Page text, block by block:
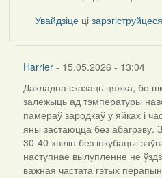
Увайдзіце цізарэгіструйцеся
Harrier - 15.05.2026 - 13:04
In
reply
to
by
Burry
Дакладна сказаць цяжка, бо
залежыць ад тэмпературы
памераў зародкаў у яйках і
яны застаюцца без абагрэву.
30-40 хвілін без інкубацыі
наступнае вылупленне не
важная частата гэтых